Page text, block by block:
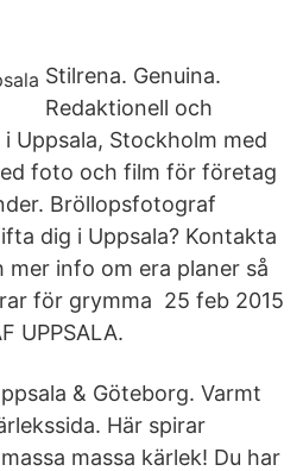
Stilrena. Genuina.
Redaktionell och
Uppsala, Stockholm med
foto och film för företag
Bröllopsfotograf
dig i Uppsala? Kontakta
info om era planer så
för grymma 25 feb 2015
UPPSALA.
& Göteborg. Varmt
Här spirar
massa kärlek! Du har